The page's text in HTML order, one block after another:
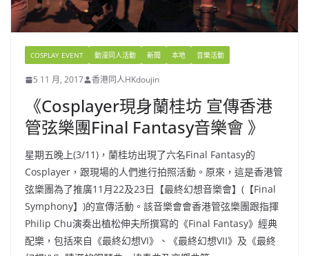
COSPLAY EVENT 動漫同人活動 新聞 本地 音樂活動
5 11 月, 2017 香港同人HKdoujin
《Cosplayer現身蘭桂坊 宣傳香港
管弦樂團Final Fantasy音樂會 》
星期五晚上(3/11)，蘭桂坊出現了六名Final Fantasy的
Cosplayer，跟現場的人們進行拍照活動。原來，這是香港管
弦樂團為了推廣11月22及23日【最終幻想音樂會】(【Final
Symphony】)的宣傳活動。該音樂會會香港管弦樂團跟指揮
Philip Chu演奏出植松伸夫所撰寫的《Final Fantasy》經典
配樂，包括來自《最終幻想VI》、《最終幻想VII》及《最終